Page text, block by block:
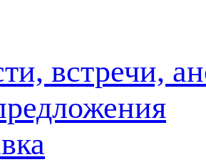
встречи,